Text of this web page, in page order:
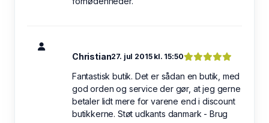
Christian27. jul 2015 kl. 15:50
Fantastisk butik. Det er sådan en butik, med
god orden og service der gør, at jeg gerne
betaler lidt mere for varene end i discount
butikkerne. Støt udkants danmark - Brug